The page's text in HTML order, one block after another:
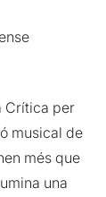
Crítica per
musical de
més que
una